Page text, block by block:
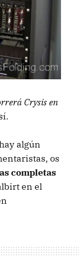
Crysis en
algún
os
completas
en el